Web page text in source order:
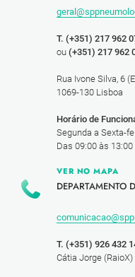
T. (+351) 217 962
ou (+351) 217 962
Rua Ivone Silva, 6
1069-130 Lisboa
Horário de
Segunda a Sexta-
Das 09:00 às
VER NO MAPA
DEPARTAMENTO
T. (+351) 926 432
Cátia Jorge (RaioX)